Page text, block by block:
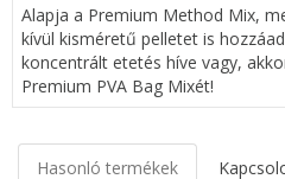
Alapja a Premium Method Mix,
kívül kisméretű pelletet is
koncentrált etetés híve vagy,
Premium PVA Bag Mixét!
Hasonló termékek